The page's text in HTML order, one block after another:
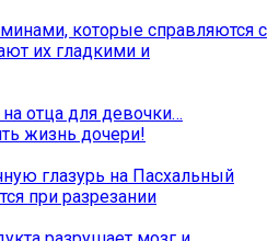
которые справляются с
их гладкими и
отца для девочки…
жизнь дочери!
глазурь на Пасхальный
при разрезании